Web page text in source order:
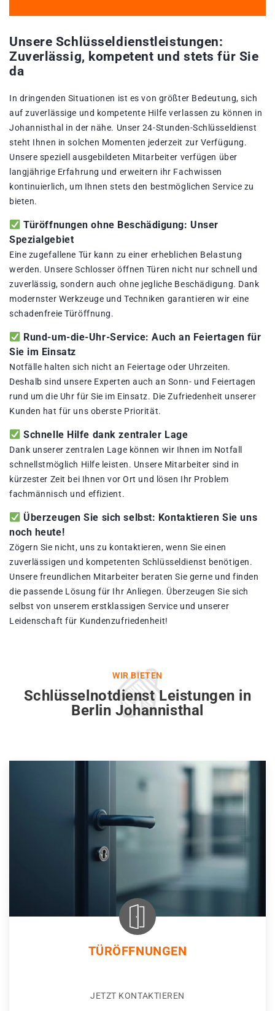
Unsere Schlüsseldienstleistungen:
Zuverlässig, kompetent und stets für Sie
da
In dringenden Situationen ist es von größter Bedeutung, sich
auf zuverlässige und kompetente Hilfe verlassen zu können in
Johannisthal in der nähe. Unser 24-Stunden-Schlüsseldienst
steht Ihnen in solchen Momenten jederzeit zur Verfügung.
Unsere speziell ausgebildeten Mitarbeiter verfügen über
langjährige Erfahrung und erweitern ihr Fachwissen
kontinuierlich, um Ihnen stets den bestmöglichen Service zu
bieten.
Türöffnungen ohne Beschädigung: Unser
Spezialgebiet
Eine zugefallene Tür kann zu einer erheblichen Belastung
werden. Unsere Schlosser öffnen Türen nicht nur schnell und
zuverlässig, sondern auch ohne jegliche Beschädigung. Dank
modernster Werkzeuge und Techniken garantieren wir eine
schadenfreie Türöffnung.
Rund-um-die-Uhr-Service: Auch an Feiertagen für
Sie im Einsatz
Notfälle halten sich nicht an Feiertage oder Uhrzeiten.
Deshalb sind unsere Experten auch an Sonn- und Feiertagen
rund um die Uhr für Sie im Einsatz. Die Zufriedenheit unserer
Kunden hat für uns oberste Priorität.
Schnelle Hilfe dank zentraler Lage
Dank unserer zentralen Lage können wir Ihnen im Notfall
schnellstmöglich Hilfe leisten. Unsere Mitarbeiter sind in
kürzester Zeit bei Ihnen vor Ort und lösen Ihr Problem
fachmännisch und effizient.
Überzeugen Sie sich selbst: Kontaktieren Sie uns
noch heute!
Zögern Sie nicht, uns zu kontaktieren, wenn Sie einen
zuverlässigen und kompetenten Schlüsseldienst benötigen.
Unsere freundlichen Mitarbeiter beraten Sie gerne und finden
die passende Lösung für Ihr Anliegen. Überzeugen Sie sich
selbst von unserem erstklassigen Service und unserer
Leidenschaft für Kundenzufriedenheit!
WIR BIETEN
Schlüsselnotdienst Leistungen in
Berlin Johannisthal
TÜRÖFFNUNGEN
JETZT KONTAKTIEREN